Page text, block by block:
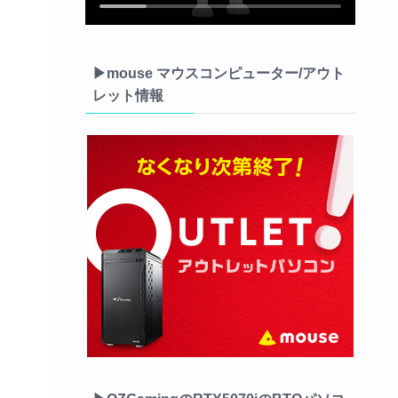
▶mouse マウスコンピューター/アウト
レット情報